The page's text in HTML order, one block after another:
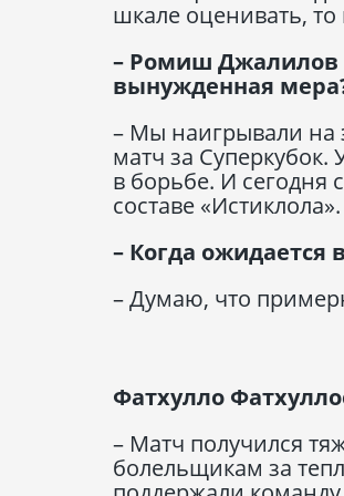
шкале оценивать,
– Ромиш Джалилов
вынужденная
– Мы наигрывали на
матч за
в борьбе. И сегодня
составе «Истиклола».
– Когда ожидается
– Думаю, что
Фатхулло
– Матч получился
болельщикам за